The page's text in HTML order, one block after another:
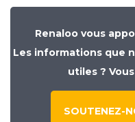
Renaloo vous
Les informations que
utiles ?
SOUTENEZ-